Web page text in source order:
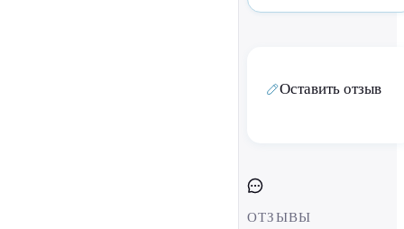
Оставить отзыв
ОТЗЫВЫ